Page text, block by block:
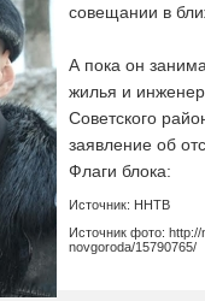
совещании в
А пока он
жилья и
Советского
заявление об
Флаги блока:
Источник: ННТВ
Источник фото:
novgoroda/15790765/